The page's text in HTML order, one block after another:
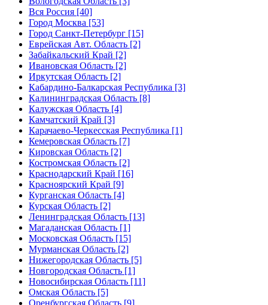
Вся Россия [40]
Город Москва [53]
Город Санкт-Петербург [15]
Еврейская Авт. Область [2]
Забайкальский Край [2]
Ивановская Область [2]
Иркутская Область [2]
Кабардино-Балкарская Республика [3]
Калининградская Область [8]
Калужская Область [4]
Камчатский Край [3]
Карачаево-Черкесская Республика [1]
Кемеровская Область [7]
Кировская Область [2]
Костромская Область [2]
Краснодарский Край [16]
Красноярский Край [9]
Курганская Область [4]
Курская Область [2]
Ленинградская Область [13]
Магаданская Область [1]
Московская Область [15]
Мурманская Область [2]
Нижегородская Область [5]
Новгородская Область [1]
Новосибирская Область [11]
Омская Область [5]
Оренбургская Область [9]